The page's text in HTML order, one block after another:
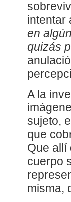
intentar
en
quizás
A la
sujeto,
que
Que allí
cuerpo
misma,